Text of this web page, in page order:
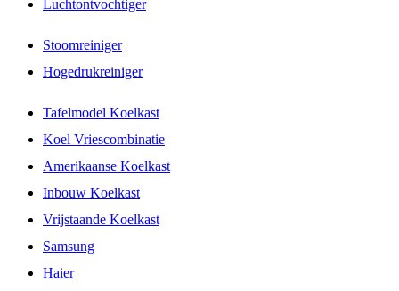
Luchtontvochtiger
Stoomreiniger
Hogedrukreiniger
Tafelmodel Koelkast
Koel Vriescombinatie
Amerikaanse Koelkast
Inbouw Koelkast
Vrijstaande Koelkast
Samsung
Haier